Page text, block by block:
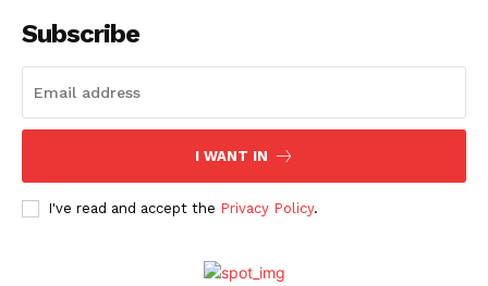
Subscribe
I WANT IN
I've read and accept the Privacy Policy.